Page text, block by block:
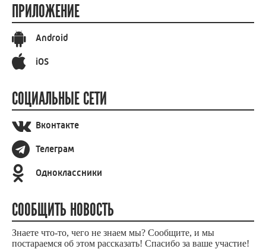
ПРИЛОЖЕНИЕ
Android
iOS
СОЦИАЛЬНЫЕ СЕТИ
Вконтакте
Телеграм
Одноклассники
СООБЩИТЬ НОВОСТЬ
Знаете что-то, чего не знаем мы? Сообщите, и мы
постараемся об этом рассказать! Спасибо за ваше участие!